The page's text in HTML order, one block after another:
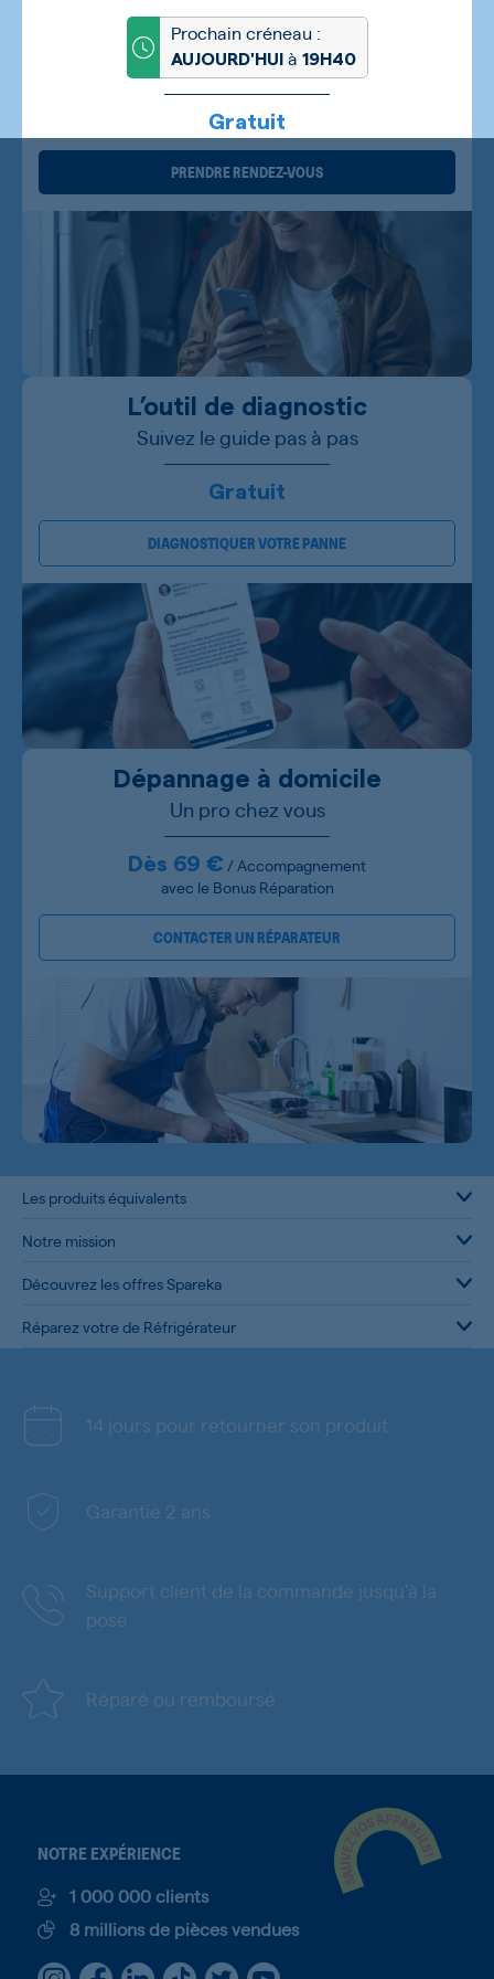
Prochain créneau :
AUJOURD'HUI à 19H40
Gratuit
PRENDRE RENDEZ-VOUS
L’outil de diagnostic
Suivez le guide pas à pas
Gratuit
DIAGNOSTIQUER VOTRE PANNE
Dépannage à domicile
Un pro chez vous
Dès 69 € / Accompagnement
avec le Bonus Réparation
CONTACTER UN RÉPARATEUR
Les produits équivalents
Notre mission
Découvrez les offres Spareka
Réparez votre de Réfrigérateur
14 jours pour retourner son produit
Garantie 2 ans
Support client de la commande jusqu'à la
pose
Réparé ou remboursé
NOTRE EXPÉRIENCE
1 000 000 clients
8 millions de pièces vendues